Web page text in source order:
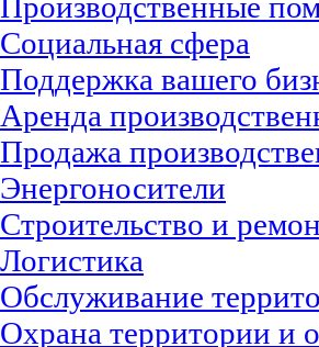
Социальная сфера
Поддержка вашего
Аренда
Продажа
Энергоносители
Строительство и
Логистика
Обслуживание
Охрана территории и